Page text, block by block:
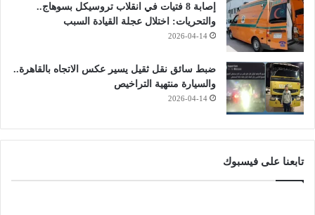
إصابة 8 فتيات في انقلاب تروسيكل بسوهاج..
والتحريات: اختلال عجلة القيادة السبب
2026-04-14
ضبط سائق نقل ثقيل يسير عكس الاتجاه بالقاهرة..
والسيارة منتهية التراخيص
2026-04-14
تابعنا على فيسبوك